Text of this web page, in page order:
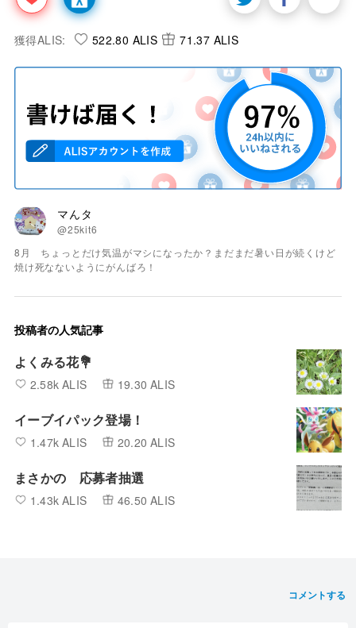
獲得ALIS: 522.80 ALIS 71.37 ALIS
マんタ
@25kit6
8月 ちょっとだけ気温がマシになったか？まだまだ暑い日が続くけど
焼け死なないようにがんばろ！
投稿者の人気記事
よくみる花💐
2.58k ALIS 19.30 ALIS
イーブイパック登場！
1.47k ALIS 20.20 ALIS
まさかの 応募者抽選
1.43k ALIS 46.50 ALIS
コメントする